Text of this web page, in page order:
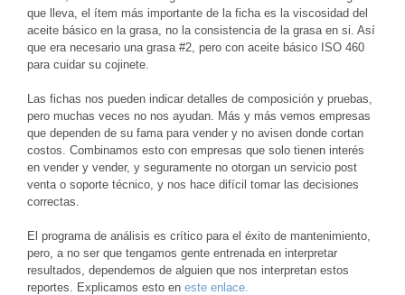
que lleva, el ítem más importante de la ficha es la viscosidad del
aceite básico en la grasa, no la consistencia de la grasa en si. Así
que era necesario una grasa #2, pero con aceite básico ISO 460
para cuidar su cojinete.
Las fichas nos pueden indicar detalles de composición y pruebas,
pero muchas veces no nos ayudan. Más y más vemos empresas
que dependen de su fama para vender y no avisen donde cortan
costos. Combinamos esto con empresas que solo tienen interés
en vender y vender, y seguramente no otorgan un servicio post
venta o soporte técnico, y nos hace difícil tomar las decisiones
correctas.
El programa de análisis es crítico para el éxito de mantenimiento,
pero, a no ser que tengamos gente entrenada en interpretar
resultados, dependemos de alguien que nos interpretan estos
reportes. Explicamos esto en este enlace.